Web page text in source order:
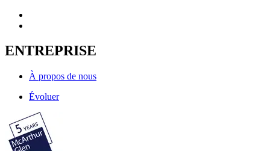
ENTREPRISE
À propos de nous
Évoluer